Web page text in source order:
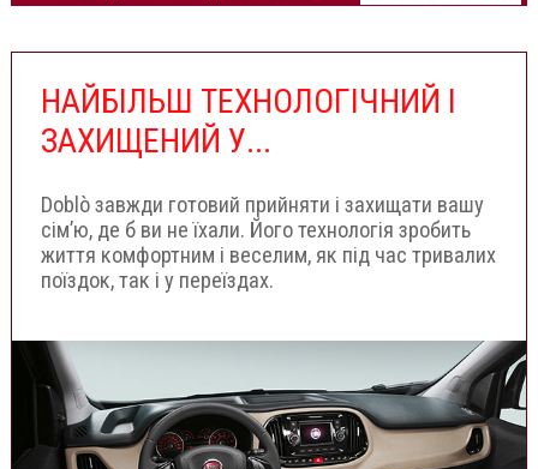
НАЙБІЛЬШ ТЕХНОЛОГІЧНИЙ І
ЗАХИЩЕНИЙ У...
Doblò завжди готовий прийняти і захищати вашу
сім’ю, де б ви не їхали. Його технологія зробить
життя комфортним і веселим, як під час тривалих
поїздок, так і у переїздах.